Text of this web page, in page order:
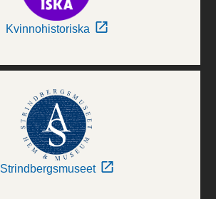
Kvinnohistoriska
Strindbergsmuseet